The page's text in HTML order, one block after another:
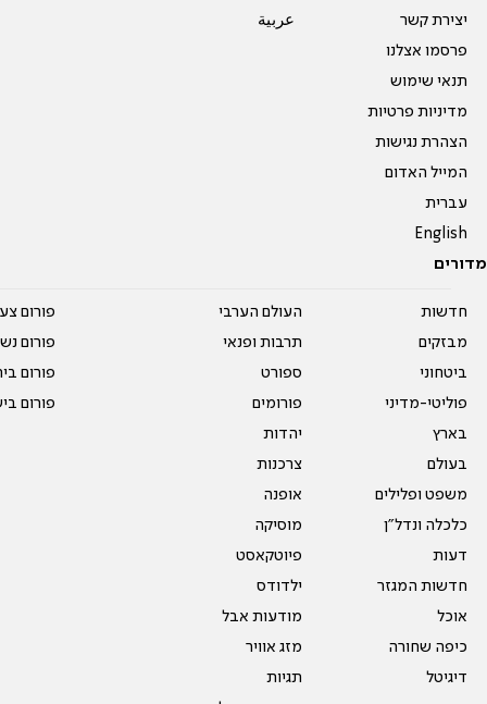
יצירת קשר
פרסמו אצלנו
תנאי שימוש
מדיניות פרטיות
הצהרת נגישות
המייל האדום
עברית
English
عربية
מדורים
חדשות
מבזקים
ביטחוני
פוליטי-מדיני
בארץ
בעולם
משפט ופלילים
כלכלה ונדל"ן
דעות
חדשות המגזר
אוכל
כיפה שחורה
דיגיטל
העולם הערבי
תרבות ופנאי
ספורט
פורומים
יהדות
צרכנות
אופנה
מוסיקה
פיוטקאסט
ילדודס
מודעות אבל
מזג אוויר
תגיות
פורום
פורום
פורום
פורום